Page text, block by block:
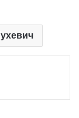
Надрукувати